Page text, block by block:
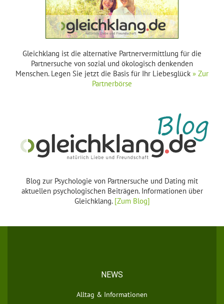
Gleichklang ist die alternative Partnervermittlung für die
Partnersuche von sozial und ökologisch denkenden
Menschen. Legen Sie jetzt die Basis für Ihr Liebesglück » Zur
Partnerbörse
Blog zur Psychologie von Partnersuche und Dating mit
aktuellen psychologischen Beiträgen. Informationen über
Gleichklang. [Zum Blog]
NEWS
Alltag & Informationen